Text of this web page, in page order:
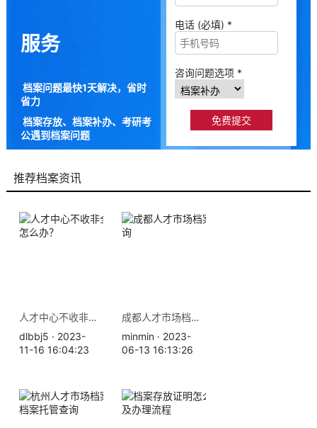
服务
档案问题最快1天解决，省时
省力
档案存放、档案补办、考研考
公遇到档案问题
电话 (必填) *
咨询问题选项 *
推荐档案资讯
人才中心不收非全日制档案怎么办？
dlbbj5 · 2023-
11-16 16:04:23
成都人才市场档案存放地查询
minmin · 2023-
06-13 16:13:26